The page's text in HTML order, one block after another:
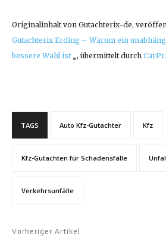
Originalinhalt von Gutachterix-de,
Gutachterix Erding – Warum ein
bessere Wahl ist„, übermittelt durch
TAGS Auto Kfz-Gutachter Kfz
Kfz-Gutachten für Schadensfälle
Verkehrsunfälle
Vorheriger Artikel